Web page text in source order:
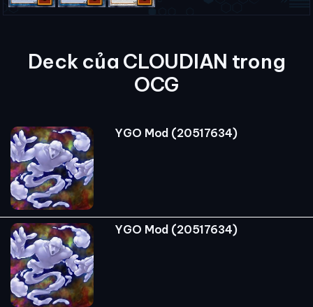
Deck của CLOUDIAN trong
OCG
YGO Mod (20517634)
YGO Mod (20517634)